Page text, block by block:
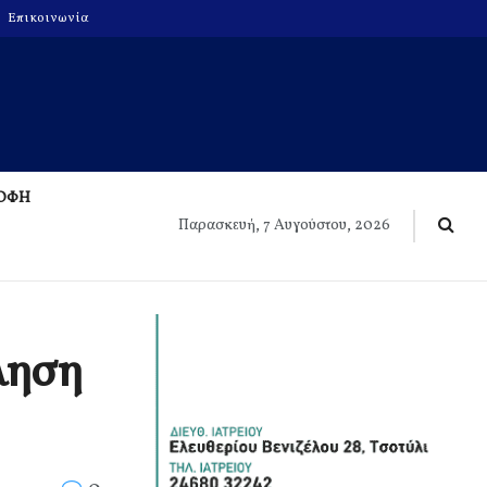
Επικοινωνία
Παρασκευή, 7 Αυγούστου, 2026